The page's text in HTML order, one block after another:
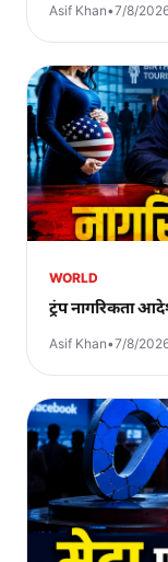
Asif Khan•7/8/
WORLD
ट्रंप नागरिकता
Asif Khan•7/8/